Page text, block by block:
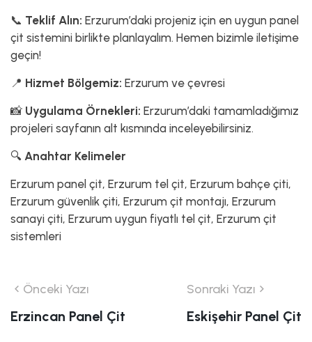
📞 Teklif Alın: Erzurum’daki projeniz için en uygun panel
çit sistemini birlikte planlayalım. Hemen bizimle iletişime
geçin!
📍 Hizmet Bölgemiz: Erzurum ve çevresi
📸 Uygulama Örnekleri: Erzurum’daki tamamladığımız
projeleri sayfanın alt kısmında inceleyebilirsiniz.
🔍 Anahtar Kelimeler
Erzurum panel çit, Erzurum tel çit, Erzurum bahçe çiti,
Erzurum güvenlik çiti, Erzurum çit montajı, Erzurum
sanayi çiti, Erzurum uygun fiyatlı tel çit, Erzurum çit
sistemleri
Önceki Yazı
Erzincan Panel Çit
Sonraki Yazı
Eskişehir Panel Çit